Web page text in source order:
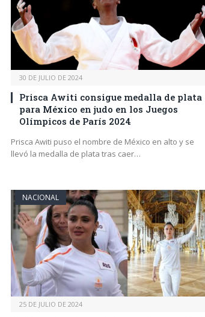
30 DE JULIO DE 2024
Prisca Awiti consigue medalla de plata
para México en judo en los Juegos
Olímpicos de París 2024
Prisca Awiti puso el nombre de México en alto y se
llevó la medalla de plata tras caer…
NACIONAL
25 DE JULIO DE 2024